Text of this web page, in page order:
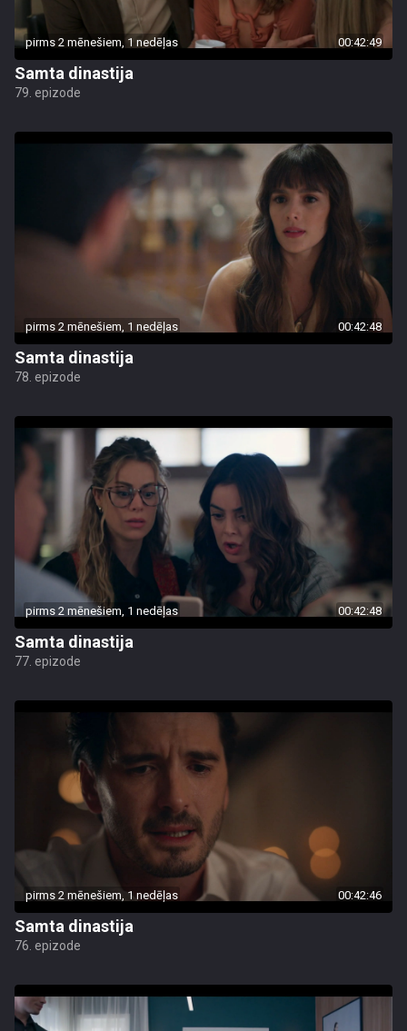
pirms 2 mēnešiem, 1 nedēļas 00:42:49
Samta dinastija
79. epizode
pirms 2 mēnešiem, 1 nedēļas 00:42:48
Samta dinastija
78. epizode
pirms 2 mēnešiem, 1 nedēļas 00:42:48
Samta dinastija
77. epizode
pirms 2 mēnešiem, 1 nedēļas 00:42:46
Samta dinastija
76. epizode